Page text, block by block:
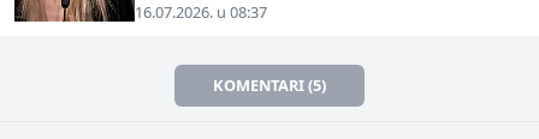
16.07.2026. u 08:37
KOMENTARI (5)